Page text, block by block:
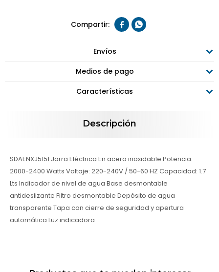
 
Envíos
Medios de pago
Características
Descripción
SDAENXJ5151 Jarra Eléctrica En acero inoxidable Potencia:
2000-2400 Watts Voltaje: 220-240V / 50-60 HZ Capacidad: 1.7
Lts Indicador de nivel de agua Base desmontable
antideslizante Filtro desmontable Depósito de agua
transparente Tapa con cierre de seguridad y apertura
automática Luz indicadora